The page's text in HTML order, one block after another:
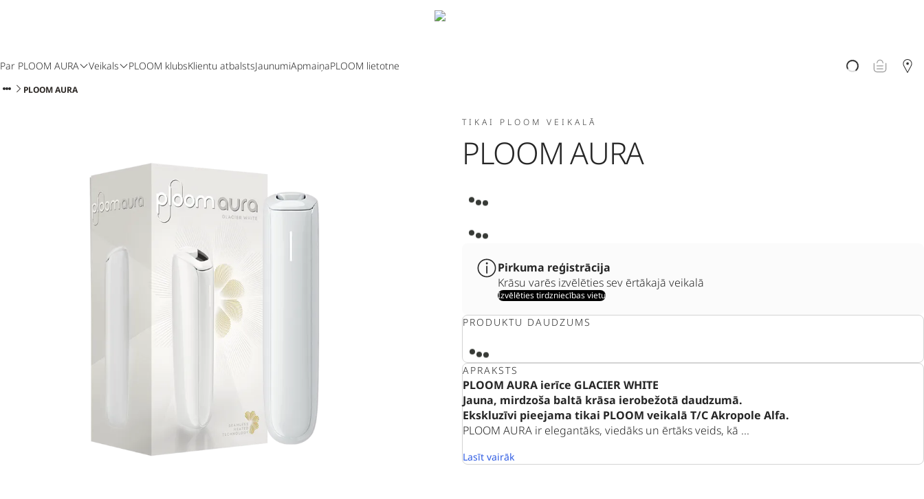
Par PLOOM AURA Veikals PLOOM klubsKlientu atbalstsJaunumiApmaiņaPLOOM lietotne
PLOOM AURA
TIKAI PLOOM VEIKALĀ
PLOOM AURA
Pirkuma reģistrācija
Krāsu varēs izvēlēties sev ērtākajā veikalā
Izvēlēties tirdzniecības vietu
PRODUKTU DAUDZUMS
APRAKSTS
PLOOM AURA ierīce GLACIER WHITE
Jauna, mirdzoša baltā krāsa ierobežotā daudzumā.
Ekskluzīvi pieejama tikai PLOOM veikalā T/C Akropole Alfa.
PLOOM AURA ir elegantāks, viedāks un ērtāks veids, kā ...
Lasīt vairāk